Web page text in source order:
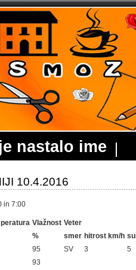
nastalo ime
10.4.2016
in 7:00
Vlažnost Veter
% smer hitrost km/h
95 SV 3
5
93